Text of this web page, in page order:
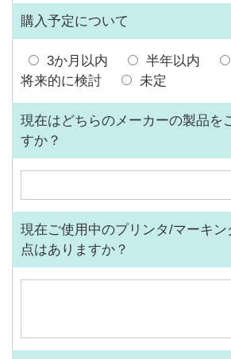
購入予定について
3か月以内 半年以内
将来的に検討
未定
現在はどちらのメーカーの製品を
すか？
現在ご使用中のプリンタ/マーキ
点はありますか？